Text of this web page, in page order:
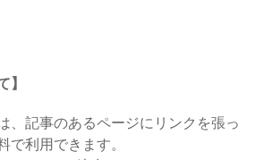
】
、記事のあるページにリンクを張っ
で利用できます。